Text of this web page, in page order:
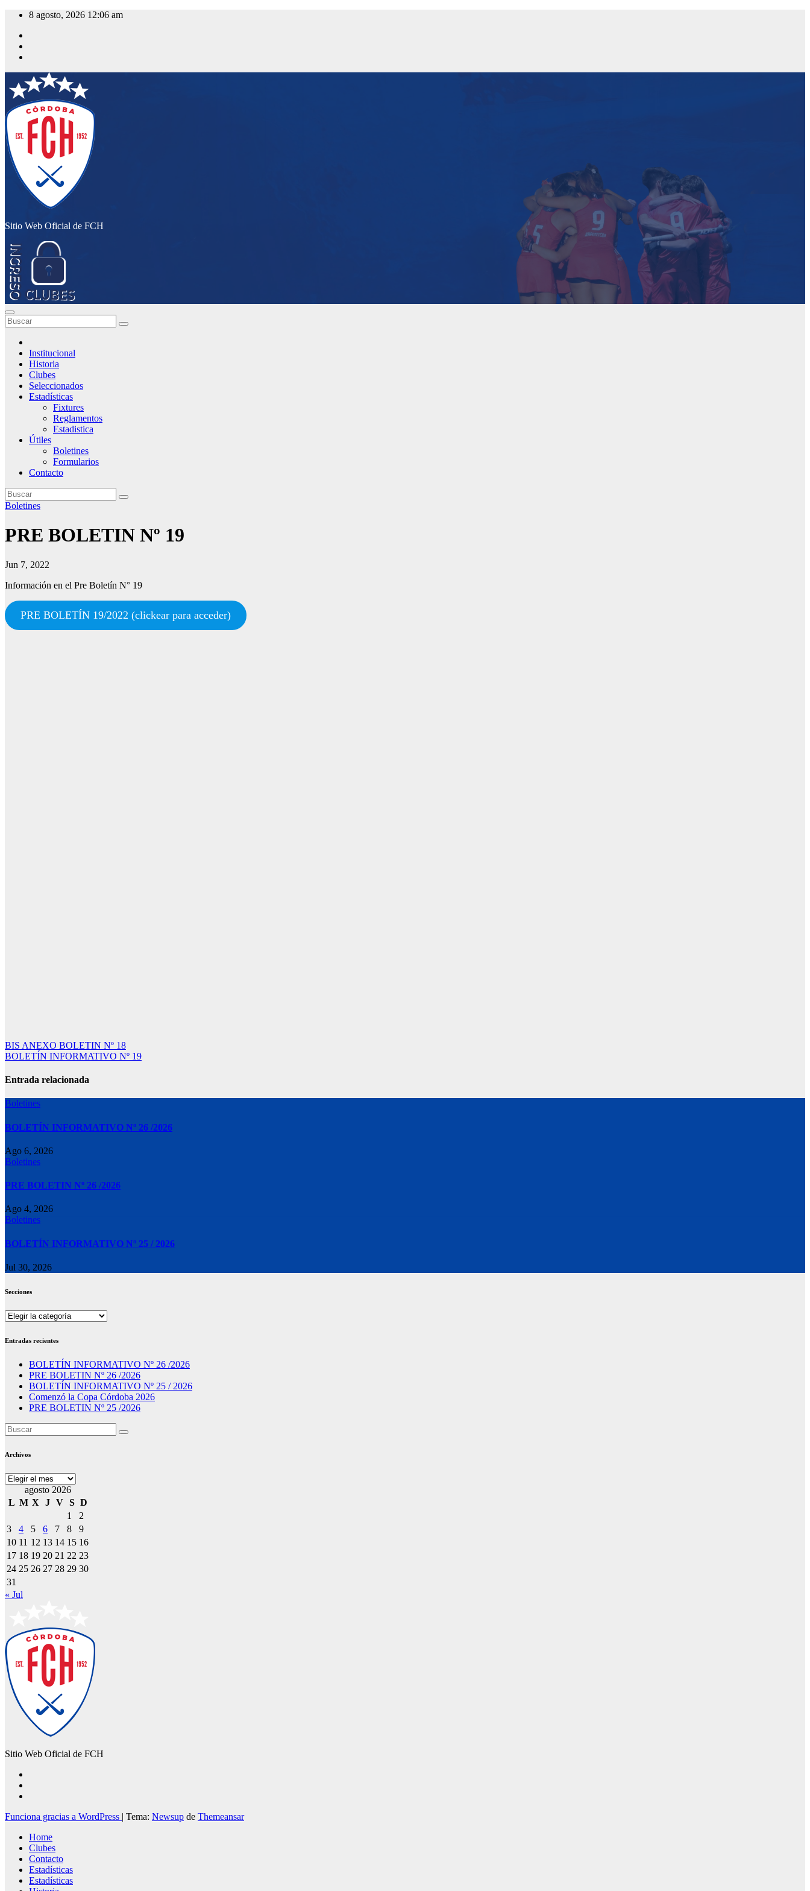
Saltar
contenido
8 agosto, 2026 12:06 am
Sitio Web Oficial de FCH
Institucional
Historia
Clubes
Seleccionados
Estadísticas
Fixtures
Reglamentos
Estadistica
Útiles
Boletines
Formularios
Contacto
Boletines
PRE BOLETIN Nº 19
Jun 7, 2022
Información en el Pre Boletín N° 19
PRE BOLETÍN 19/2022 (clickear para acceder)
Navegación
de
entradas
BIS ANEXO BOLETIN Nº 18
BOLETÍN INFORMATIVO Nº 19
Entrada relacionada
Boletines
BOLETÍN INFORMATIVO Nº 26 /2026
Ago 6, 2026
Boletines
PRE BOLETIN Nº 26 /2026
Ago 4, 2026
Boletines
BOLETÍN INFORMATIVO Nº 25 / 2026
Jul 30, 2026
Secciones
Secciones
Entradas recientes
BOLETÍN INFORMATIVO Nº 26 /2026
PRE BOLETIN Nº 26 /2026
BOLETÍN INFORMATIVO Nº 25 / 2026
Comenzó la Copa Córdoba 2026
PRE BOLETIN Nº 25 /2026
Archivos
Archivos
agosto 2026
L M X J V S D
1
2
3
4 5 6 7 8
9
10 11 12 13 14 15 16
17 18 19 20 21 22 23
24 25 26 27 28 29 30
31
« Jul
Sitio Web Oficial de FCH
Funciona gracias a WordPress | Tema: Newsup de Themeansar
Home
Clubes
Contacto
Estadísticas
Estadísticas